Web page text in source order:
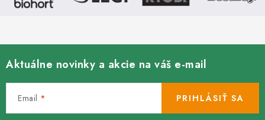
Aktuálne novinky a akcie na váš e-mail
Email PRIHLÁSIŤ SA